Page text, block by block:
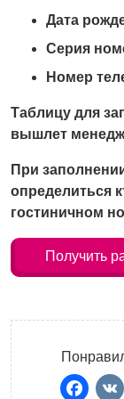
Дата
Серия
Номер
Таблицу для
вышлет
При
определиться
гостиничном
Получить